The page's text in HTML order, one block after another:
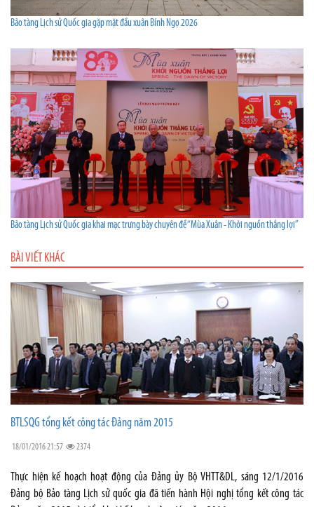
Bảo tàng Lịch sử Quốc gia gặp mặt đầu xuân Bính Ngọ 2026
Bảo tàng Lịch sử Quốc gia khai mạc trưng bày chuyên đề “Mùa Xuân - Khởi nguồn thắng lợi”
BÀI VIẾT KHÁC
BTLSQG tổng kết công tác Đảng năm 2015
18/01/2016 21:57 2374
Thực hiện kế hoạch hoạt động của Đảng ủy Bộ VHTT&DL, sáng 12/1/2016
Đảng bộ Bảo tàng Lịch sử quốc gia đã tiến hành Hội nghị tổng kết công tác